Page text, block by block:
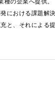
における課題解
と、それによる